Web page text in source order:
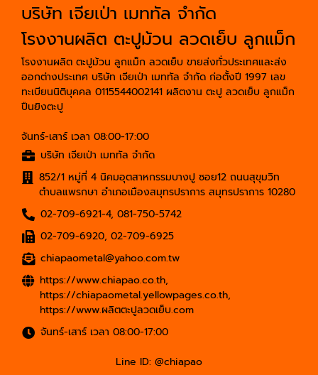
บริษัท เจียเป่า เมททัล จำกัด
โรงงานผลิต ตะปูม้วน ลวดเย็บ ลูกแม็ก
โรงงานผลิต ตะปูม้วน ลูกแม็ก ลวดเย็บ ขายส่งทั่วประเทศและส่ง
ออกต่างประเทศ บริษัท เจียเป่า เมททัล จำกัด ก่อตั้งปี 1997 เลข
ทะเบียนนิติบุคคล 0115544002141 ผลิตงาน ตะปู ลวดเย็บ ลูกแม็ก
ปืนยิงตะปู
จันทร์-เสาร์ เวลา 08:00-17:00
บริษัท เจียเป่า เมททัล จำกัด
852/1 หมู่ที่ 4 นิคมอุตสาหกรรมบางปู ซอย12 ถนนสุขุมวิท
ตำบลแพรกษา อำเภอเมืองสมุทรปราการ สมุทรปราการ 10280
02-709-6921-4, 081-750-5742
02-709-6920, 02-709-6925
chiapaometal@yahoo.com.tw
https://www.chiapao.co.th,
https://chiapaometal.yellowpages.co.th,
https://www.ผลิตตะปูลวดเย็บ.com
จันทร์-เสาร์ เวลา 08:00-17:00
Line ID: @chiapao